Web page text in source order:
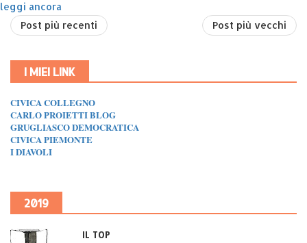
leggi ancora
Post più recenti
Post più vecchi
I MIEI LINK
CIVICA COLLEGNO
CARLO PROIETTI BLOG
GRUGLIASCO DEMOCRATICA
CIVICA PIEMONTE
I DIAVOLI
2019
IL TOP